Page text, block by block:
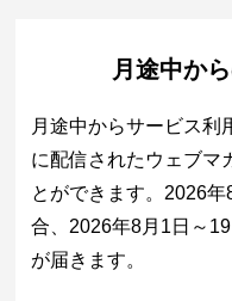
月途中か
月途中からサービス利
に配信されたウェブマ
とができます。2026
合、2026年8月1日～
が届きます。